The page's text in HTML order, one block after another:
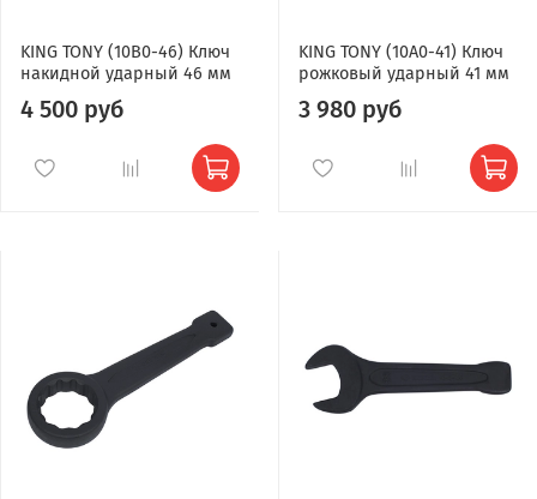
KING TONY (10B0-46) Ключ
накидной ударный 46 мм
4 500 руб
KING TONY (10A0-41) Ключ
рожковый ударный 41 мм
3 980 руб